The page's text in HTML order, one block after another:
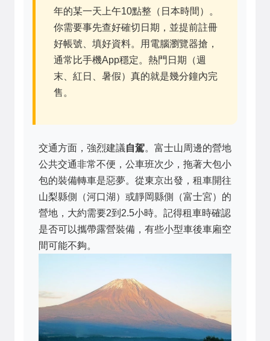
年的某一天上午10點整（日本時間）。
你需要事先查好確切日期，並提前註冊
好帳號、填好資料。用電腦瀏覽器搶，
通常比手機App穩定。熱門日期（週
末、紅日、暑假）真的就是幾分鐘內完
售。
交通方面，強烈建議自駕。富士山周邊的營地
公共交通非常不便，公車班次少，拖著大包小
包的裝備轉車是惡夢。從東京出發，租車開往
山梨縣側（河口湖）或靜岡縣側（富士宮）的
營地，大約需要2到2.5小時。記得租車時確認
是否可以攜帶露營裝備，有些小型車後車廂空
間可能不夠。